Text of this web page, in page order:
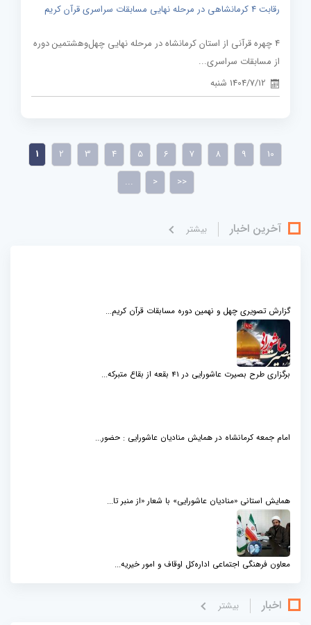
رقابت 4 کرمانشاهی در مرحله نهایی مسابقات سراسری قرآن کریم
4 چهره قرآنی از استان کرمانشاه در مرحله نهایی چهل‌وهشتمین دوره
از مسابقات سراسری...
1404/7/12 شنبه
1 2 3 4 5 6 7 8 9
10
...
> >>
آخرین اخبار بيشتر
گزارش تصویری چهل و نهمین دوره مسابقات قرآن کریم...
برگزاری طرح بصیرت عاشورایی در 41 بقعه از بقاع متبرکه...
امام جمعه کرمانشاه در همایش منادیان عاشورایی : حضور...
همایش استانی «منادیان عاشورایی» با شعار «از منبر تا...
معاون فرهنگی اجتماعی اداره‌کل اوقاف و امور خیریه...
اخبار بيشتر